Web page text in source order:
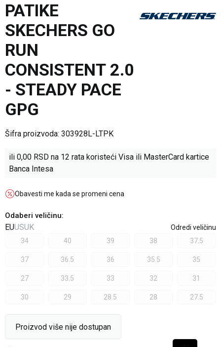
PATIKE
SKECHERS GO
RUN
CONSISTENT 2.0
- STEADY PACE
GPG
Šifra proizvoda: 303928L-LTPK
ili 0,00 RSD na 12 rata koristeći Visa ili MasterCard kartice
Banca Intesa
Obavesti me kada se promeni cena
Odaberi veličinu:
EUUSUK
Odredi veličinu
34
40 39 38 37.5
37 36.5 36 35.5 35
27 33.5 33 32 31
30 29 28.5 28 27.5
Proizvod više nije dostupan